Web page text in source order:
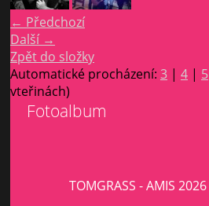
← Předchozí
Další →
Zpět do složky
Automatické procházení: 3 | 4 | 5
vteřinách)
Fotoalbum
TOMGRASS - AMIS 2026